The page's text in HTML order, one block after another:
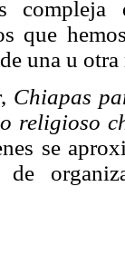
que
una u
Chiapas
religioso
se